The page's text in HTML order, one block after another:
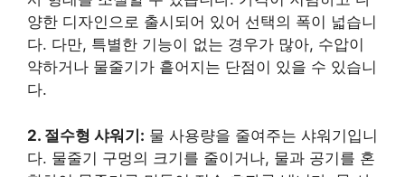
양한 디자인으로 출시되어 있어 선택의 폭이 넓습니
다. 다만, 특별한 기능이 없는 경우가 많아, 수압이
약하거나 물줄기가 흩어지는 단점이 있을 수 있습니
다.
2. 절수형 샤워기: 물 사용량을 줄여주는 샤워기입니
다. 물줄기 구멍의 크기를 줄이거나, 물과 공기를 혼